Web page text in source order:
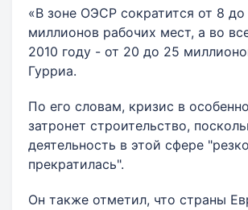
«В зоне ОЭСР сократится от 8 до
миллионов рабочих мест, а во
2010 году - от 20 до 25
Гурриа.
По его словам, кризис в
затронет строительство,
деятельность в этой сфере "резко
прекратилась".
Он также отметил, что страны